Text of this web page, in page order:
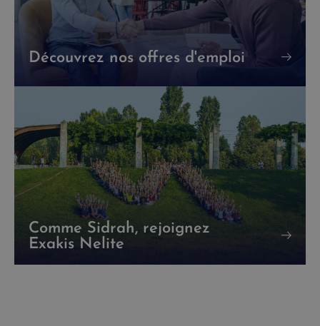
Découvrez nos offres d'emploi
Comme Sidrah, rejoignez
Exakis Nelite